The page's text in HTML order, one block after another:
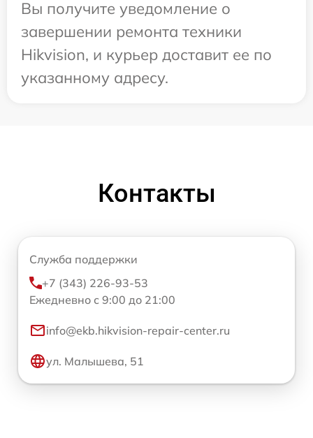
Вы получите уведомление о
завершении ремонта техники
Hikvision, и курьер доставит ее по
указанному адресу.
Контакты
Служба поддержки
+7 (343) 226-93-53
Ежедневно с 9:00 до 21:00
info@ekb.hikvision-repair-center.ru
ул. Малышева, 51